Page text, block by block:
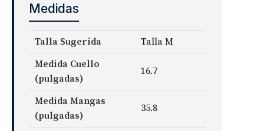
Medidas
Talla Sugerida
Talla M
Medida Cuello
(pulgadas)
16.7
Medida Mangas
(pulgadas)
35.8